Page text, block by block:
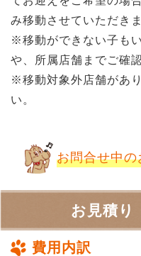
み移動させていただきま
※移動ができない子も
や、所属店舗までご確
※移動対象外店舗があ
い。
お問合せ中の
お見積り
費用内訳